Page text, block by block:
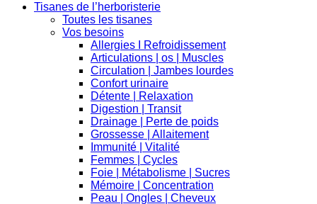
Tisanes de l’herboristerie
Toutes les tisanes
Vos besoins
Allergies I Refroidissement
Articulations | os | Muscles
Circulation | Jambes lourdes
Confort urinaire
Détente | Relaxation
Digestion | Transit
Drainage | Perte de poids
Grossesse | Allaitement
Immunité | Vitalité
Femmes | Cycles
Foie | Métabolisme | Sucres
Mémoire | Concentration
Peau | Ongles | Cheveux